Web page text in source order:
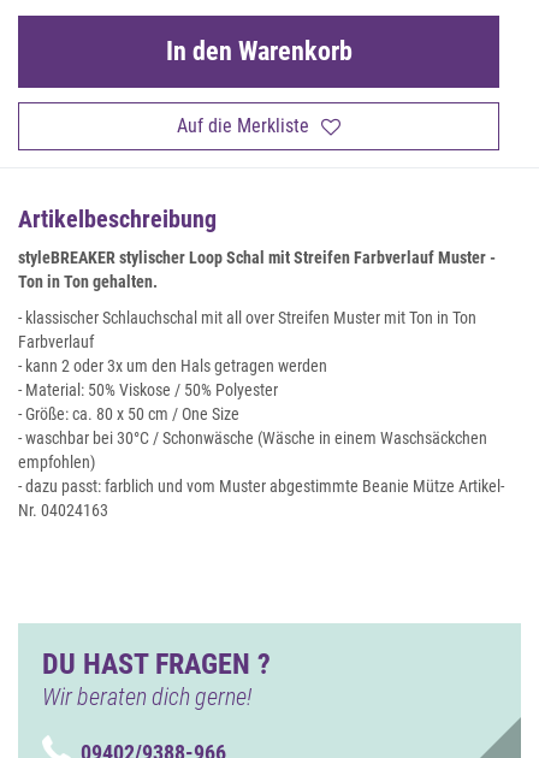
Auf die Merkliste
In den Warenkorb
Artikelbeschreibung
styleBREAKER stylischer Loop Schal mit Streifen Farbverlauf Muster -
Ton in Ton gehalten.
- klassischer Schlauchschal mit all over Streifen Muster mit Ton in Ton
Farbverlauf
- kann 2 oder 3x um den Hals getragen werden
- Material: 50% Viskose / 50% Polyester
- Größe: ca. 80 x 50 cm / One Size
- waschbar bei 30°C / Schonwäsche (Wäsche in einem Waschsäckchen
empfohlen)
- dazu passt: farblich und vom Muster abgestimmte Beanie Mütze Artikel-
Nr. 04024163
DU HAST FRAGEN ?
Wir beraten dich gerne!
09402/9388-966